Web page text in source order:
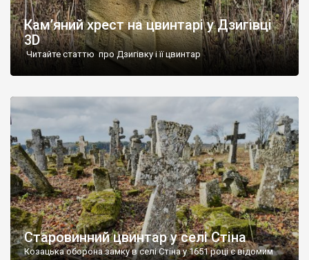
Кам’яний хрест на цвинтарі у Дзигівці
3D
Читайте статтю про Дзигівку і її цвинтар
Старовинний цвинтар у селі Стіна
Козацька оборона замку в селі Стіна у 1651 році є відомим